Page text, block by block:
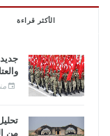
الأكثر قراءة
منذ 8
من